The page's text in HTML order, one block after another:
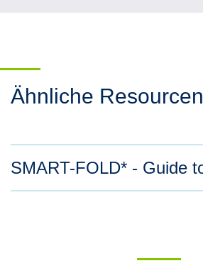
Ähnliche Resourcen